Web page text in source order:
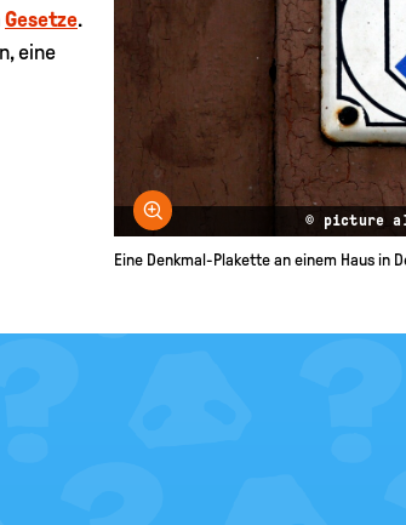
Bild vergrößern
© picture
Eine Denkmal-Plakette an einem Haus in
Gesetze.
eine